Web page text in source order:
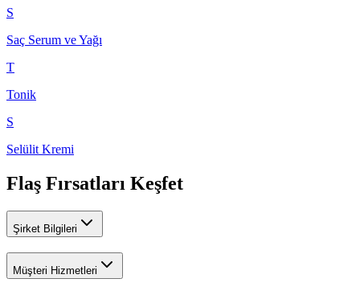
S
Saç Serum ve Yağı
T
Tonik
S
Selülit Kremi
Flaş Fırsatları Keşfet
Şirket Bilgileri
Müşteri Hizmetleri